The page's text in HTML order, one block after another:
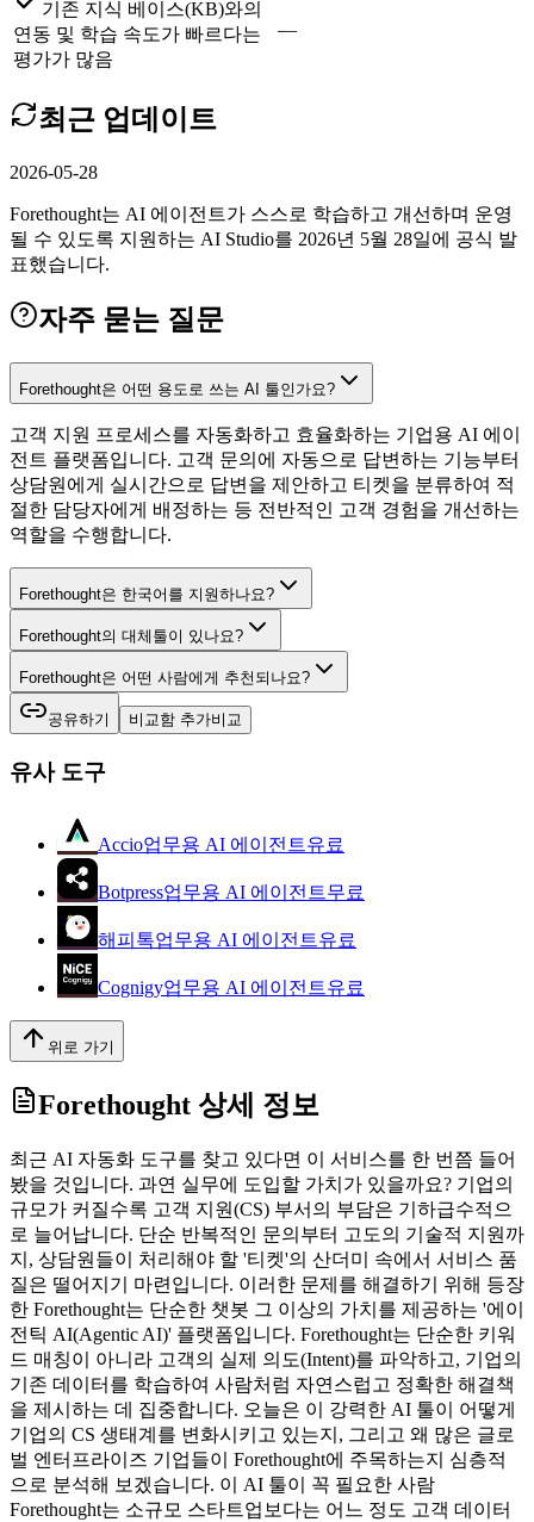
기존 지식 베이스(KB)와의
연동 및 학습 속도가 빠르다는
평가가 많음
—
최근 업데이트
2026-05-28
Forethought는 AI 에이전트가 스스로 학습하고 개선하며 운영
될 수 있도록 지원하는 AI Studio를 2026년 5월 28일에 공식 발
표했습니다.
자주 묻는 질문
Forethought은 어떤 용도로 쓰는 AI 툴인가요?
고객 지원 프로세스를 자동화하고 효율화하는 기업용 AI 에이
전트 플랫폼입니다. 고객 문의에 자동으로 답변하는 기능부터
상담원에게 실시간으로 답변을 제안하고 티켓을 분류하여 적
절한 담당자에게 배정하는 등 전반적인 고객 경험을 개선하는
역할을 수행합니다.
Forethought은 한국어를 지원하나요?
Forethought의 대체툴이 있나요?
Forethought은 어떤 사람에게 추천되나요?
공유하기 비교함 추가비교
유사 도구
Accio업무용 AI 에이전트유료
Botpress업무용 AI 에이전트무료
해피톡업무용 AI 에이전트유료
Cognigy업무용 AI 에이전트유료
위로 가기
Forethought 상세 정보
최근 AI 자동화 도구를 찾고 있다면 이 서비스를 한 번쯤 들어
봤을 것입니다. 과연 실무에 도입할 가치가 있을까요? 기업의
규모가 커질수록 고객 지원(CS) 부서의 부담은 기하급수적으
로 늘어납니다. 단순 반복적인 문의부터 고도의 기술적 지원까
지, 상담원들이 처리해야 할 '티켓'의 산더미 속에서 서비스 품
질은 떨어지기 마련입니다. 이러한 문제를 해결하기 위해 등장
한 Forethought는 단순한 챗봇 그 이상의 가치를 제공하는 '에이
전틱 AI(Agentic AI)' 플랫폼입니다. Forethought는 단순한 키워
드 매칭이 아니라 고객의 실제 의도(Intent)를 파악하고, 기업의
기존 데이터를 학습하여 사람처럼 자연스럽고 정확한 해결책
을 제시하는 데 집중합니다. 오늘은 이 강력한 AI 툴이 어떻게
기업의 CS 생태계를 변화시키고 있는지, 그리고 왜 많은 글로
벌 엔터프라이즈 기업들이 Forethought에 주목하는지 심층적
으로 분석해 보겠습니다. 이 AI 툴이 꼭 필요한 사람
Forethought는 소규모 스타트업보다는 어느 정도 고객 데이터